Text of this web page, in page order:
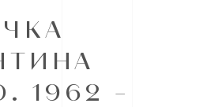
1962 –